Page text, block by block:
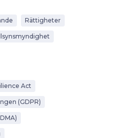
Rättigheter
Act
(GDPR)